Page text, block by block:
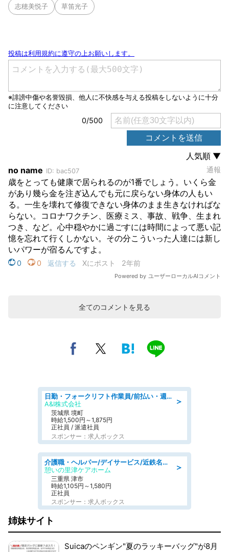
志穂美悦子 草笛光子
全てのコメントを見る
＞
日勤・フォークリフト作業員/前払い・週払い制度あり/長期安定/有給とりやすい/環境充実
A&I株式会社
茨城県 境町
時給1,500円～1,875円
正社員 / 派遣社員
スポンサー：求人ボックス
＞
介護職・ヘルパー/デイサービス/近鉄名古屋線 高田本山/津市/三重県
憩いの里津ケアホーム
三重県 津市
時給1,105円～1,580円
正社員
スポンサー：求人ボックス
姉妹サイト
Suicaのペンギン"夏のラッキーバッグ"が8月